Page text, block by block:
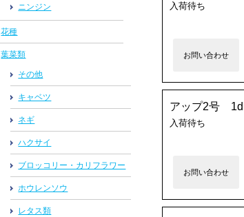
入荷待ち
お問い合わせ
アップ2号 1dl
入荷待ち
お問い合わせ
ニンジン
花種
葉菜類
その他
キャベツ
ネギ
ハクサイ
ブロッコリー・カリフラワー
ホウレンソウ
レタス類